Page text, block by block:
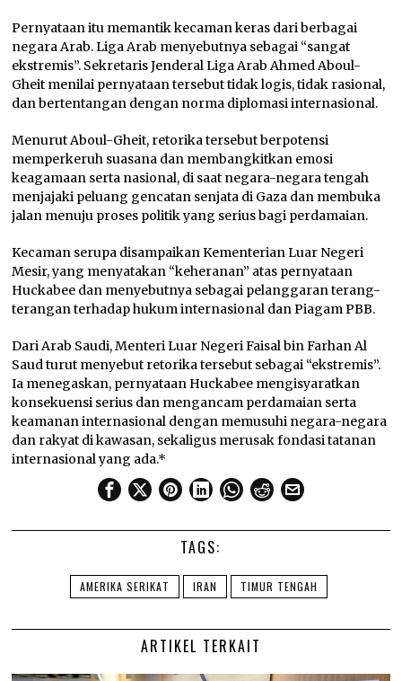
Pernyataan itu memantik kecaman keras dari berbagai
negara Arab. Liga Arab menyebutnya sebagai “sangat
ekstremis”. Sekretaris Jenderal Liga Arab Ahmed Aboul-
Gheit menilai pernyataan tersebut tidak logis, tidak rasional,
dan bertentangan dengan norma diplomasi internasional.
Menurut Aboul-Gheit, retorika tersebut berpotensi
memperkeruh suasana dan membangkitkan emosi
keagamaan serta nasional, di saat negara-negara tengah
menjajaki peluang gencatan senjata di Gaza dan membuka
jalan menuju proses politik yang serius bagi perdamaian.
Kecaman serupa disampaikan Kementerian Luar Negeri
Mesir, yang menyatakan “keheranan” atas pernyataan
Huckabee dan menyebutnya sebagai pelanggaran terang-
terangan terhadap hukum internasional dan Piagam PBB.
Dari Arab Saudi, Menteri Luar Negeri Faisal bin Farhan Al
Saud turut menyebut retorika tersebut sebagai “ekstremis”.
Ia menegaskan, pernyataan Huckabee mengisyaratkan
konsekuensi serius dan mengancam perdamaian serta
keamanan internasional dengan memusuhi negara-negara
dan rakyat di kawasan, sekaligus merusak fondasi tatanan
internasional yang ada.*
TAGS:
AMERIKA SERIKAT IRAN TIMUR TENGAH
ARTIKEL TERKAIT